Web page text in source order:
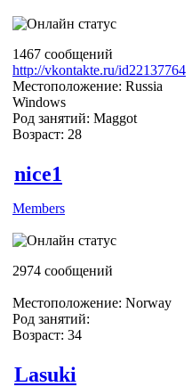
1467 сообщений
http://vkontakte.ru/id22137764
Местоположение: Russia
Windows
Род занятий: Maggot
Возраст: 28
nice1
Members
2974 сообщений
Местоположение: Norway
Род занятий:
Возраст: 34
Lasuki